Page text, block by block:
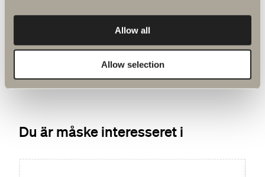
Allow all
Allow selection
325/650 mm
Du är måske interesseret i